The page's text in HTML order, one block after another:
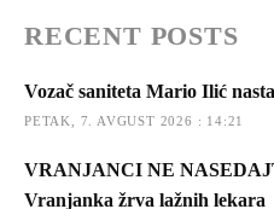
RECENT POSTS
Vozač saniteta Mario Ilić
PETAK, 7. AVGUST 2026 : 14:21
VRANJANCI NE
Vranjanka žrva lažnih lekara